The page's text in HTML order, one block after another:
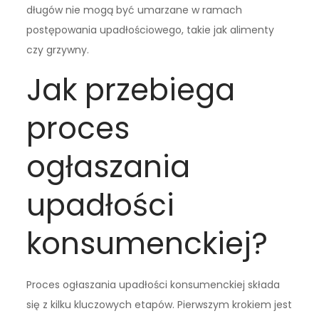
długów nie mogą być umarzane w ramach
postępowania upadłościowego, takie jak alimenty
czy grzywny.
Jak przebiega
proces
ogłaszania
upadłości
konsumenckiej?
Proces ogłaszania upadłości konsumenckiej składa
się z kilku kluczowych etapów. Pierwszym krokiem jest